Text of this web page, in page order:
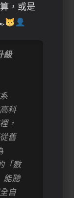
，或是
級
科
，
舊
「數
能聽
自